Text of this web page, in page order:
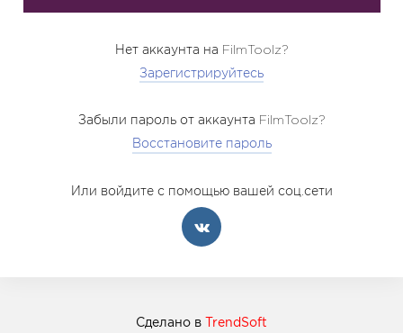
Нет аккаунта на FilmToolz?
Зарегистрируйтесь
Забыли пароль от аккаунта FilmToolz?
Восстановите пароль
Или войдите с помощью вашей соц.сети
Сделано в TrendSoft